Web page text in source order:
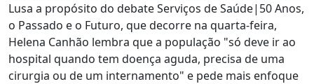
Lusa a propósito do debate Serviços de Saúde|50 Anos,
o Passado e o Futuro, que decorre na quarta-feira,
Helena Canhão lembra que a população "só deve ir ao
hospital quando tem doença aguda, precisa de uma
cirurgia ou de um internamento" e pede mais enfoque